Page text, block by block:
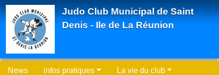
Judo Club Municipal de Saint
Denis - Ile de La Réunion
News infos pratiques La vie du club
Panneau de gestion des cookies